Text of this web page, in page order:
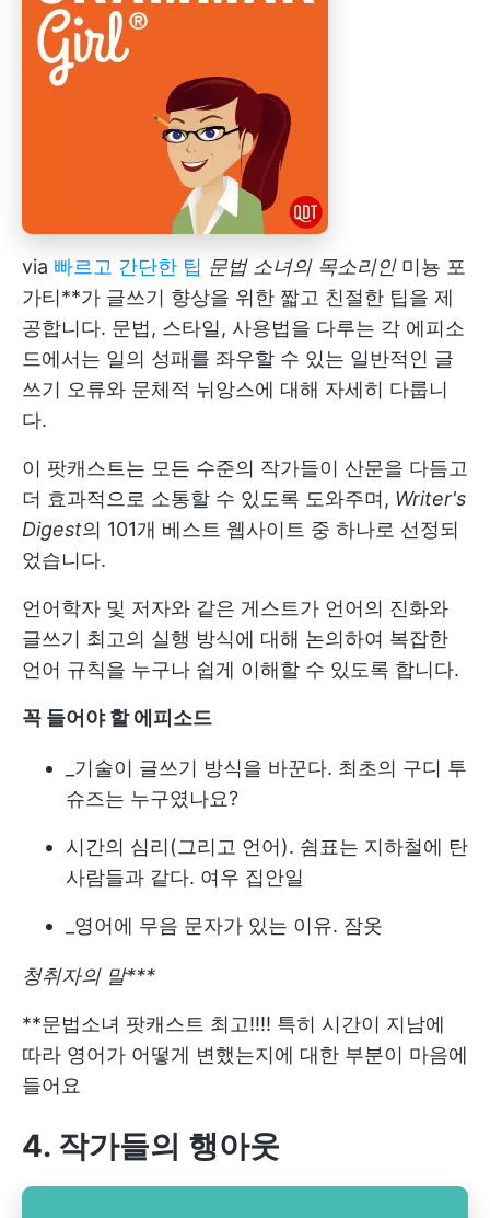
via 빠르고 간단한 팁 문법 소녀의 목소리인 미뇽 포
가티**가 글쓰기 향상을 위한 짧고 친절한 팁을 제
공합니다. 문법, 스타일, 사용법을 다루는 각 에피소
드에서는 일의 성패를 좌우할 수 있는 일반적인 글
쓰기 오류와 문체적 뉘앙스에 대해 자세히 다룹니
다.
이 팟캐스트는 모든 수준의 작가들이 산문을 다듬고
더 효과적으로 소통할 수 있도록 도와주며, Writer's
Digest의 101개 베스트 웹사이트 중 하나로 선정되
었습니다.
언어학자 및 저자와 같은 게스트가 언어의 진화와
글쓰기 최고의 실행 방식에 대해 논의하여 복잡한
언어 규칙을 누구나 쉽게 이해할 수 있도록 합니다.
꼭 들어야 할 에피소드
_기술이 글쓰기 방식을 바꾼다. 최초의 구디 투
슈즈는 누구였나요?
시간의 심리(그리고 언어). 쉼표는 지하철에 탄
사람들과 같다. 여우 집안일
_영어에 무음 문자가 있는 이유. 잠옷
청취자의 말***
**문법소녀 팟캐스트 최고!!!! 특히 시간이 지남에
따라 영어가 어떻게 변했는지에 대한 부분이 마음에
들어요
4. 작가들의 행아웃